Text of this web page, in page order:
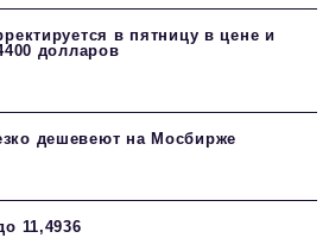
в пятницу в цене и
долларов
дешевеют на Мосбирже
11,4936